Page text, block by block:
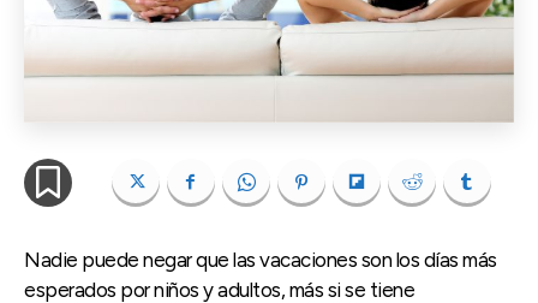
Nadie puede negar que las vacaciones son los días más
esperados por niños y adultos, más si se tiene